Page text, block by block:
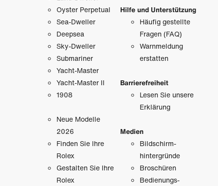
Oyster Perpetual
Sea-Dweller
Deepsea
Sky-Dweller
Submariner
Yacht-Master
Yacht-Master II
1908
Neue Modelle
2026
Finden Sie Ihre
Rolex
Gestalten Sie Ihre
Rolex
Hilfe und Unterstützung
Häufig gestellte
Fragen (FAQ)
Warnmeldung
erstatten
Barrierefreiheit
Lesen Sie unsere
Erklärung
Medien
Bildschirm­
hintergründe
Broschüren
Bedienungs­